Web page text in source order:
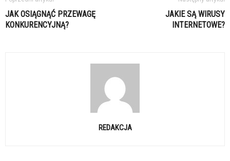
JAK OSIĄGNĄĆ PRZEWAGĘ
KONKURENCYJNĄ?
JAKIE SĄ WIRUSY
INTERNETOWE?
REDAKCJA